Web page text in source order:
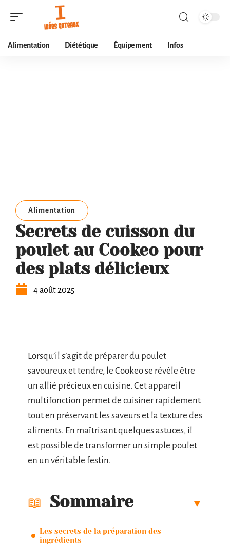
Alimentation Diététique Équipement Infos
Alimentation
Secrets de cuisson du
poulet au Cookeo pour
des plats délicieux
4 août 2025
Lorsqu’il s’agit de préparer du poulet
savoureux et tendre, le Cookeo se révèle être
un allié précieux en cuisine. Cet appareil
multifonction permet de cuisiner rapidement
tout en préservant les saveurs et la texture des
aliments. En maîtrisant quelques astuces, il
est possible de transformer un simple poulet
en un véritable festin.
Sommaire
Les secrets de la préparation des
ingrédients